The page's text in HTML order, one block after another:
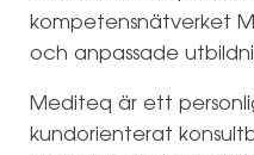
kompetensnätverket
och anpassade
Mediteq är ett
kundorienterat